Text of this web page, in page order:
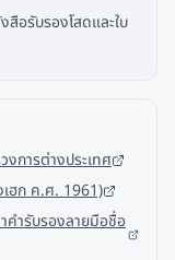
สือรับรองโสดและใบ
การต่างประเทศ
ฮก ค.ศ. 1961)
คำรับรองลายมือชื่อ